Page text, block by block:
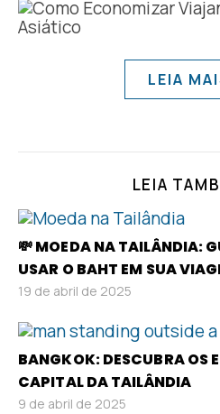
LEIA
LEIA
💸 MOEDA NA TAILÂNDIA:
USAR O BAHT EM SUA
19 de abril de 2025
BANGKOK: DESCUBRA OS
CAPITAL DA TAILÂNDIA
9 de abril de 2025